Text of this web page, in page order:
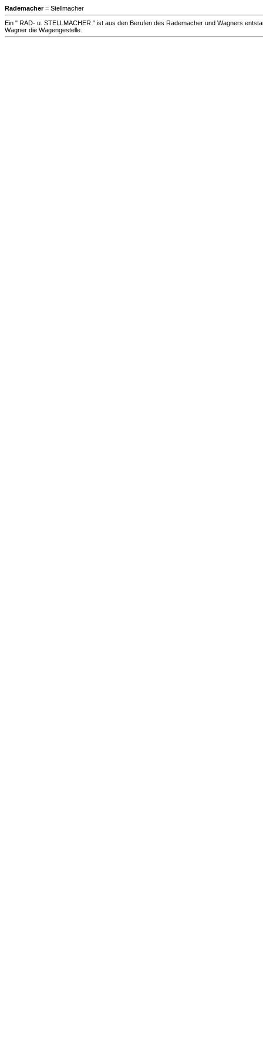
Rademacher= Stellmacher
Ein " RAD- u. STELLMACHER " ist aus den Berufen des Rademacher und Wagners
Wagner die Wagengestelle.